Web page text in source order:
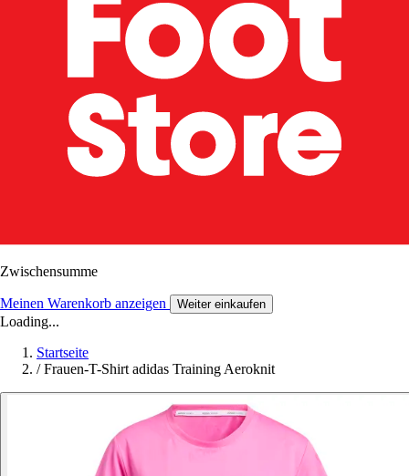
Zwischensumme
Meinen Warenkorb anzeigen Weiter einkaufen
Loading...
Startseite
/ Frauen-T-Shirt adidas Training Aeroknit